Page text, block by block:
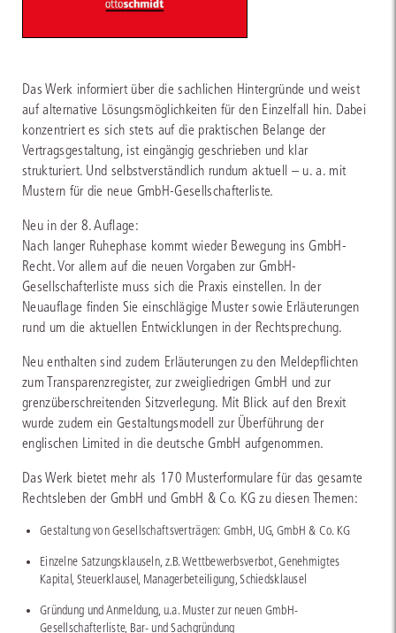
Das Werk informiert über die sachlichen Hintergründe und weist
auf alternative Lösungsmöglichkeiten für den Einzelfall hin. Dabei
konzentriert es sich stets auf die praktischen Belange der
Vertragsgestaltung, ist eingängig geschrieben und klar
strukturiert. Und selbstverständlich rundum aktuell – u. a. mit
Mustern für die neue GmbH-Gesellschafterliste.
Neu in der 8. Auflage:
Nach langer Ruhephase kommt wieder Bewegung ins GmbH-
Recht. Vor allem auf die neuen Vorgaben zur GmbH-
Gesellschafterliste muss sich die Praxis einstellen. In der
Neuauflage finden Sie einschlägige Muster sowie Erläuterungen
rund um die aktuellen Entwicklungen in der Rechtsprechung.
Neu enthalten sind zudem Erläuterungen zu den Meldepflichten
zum Transparenzregister, zur zweigliedrigen GmbH und zur
grenzüberschreitenden Sitzverlegung. Mit Blick auf den Brexit
wurde zudem ein Gestaltungsmodell zur Überführung der
englischen Limited in die deutsche GmbH aufgenommen.
Das Werk bietet mehr als 170 Musterformulare für das gesamte
Rechtsleben der GmbH und GmbH & Co. KG zu diesen Themen:
Gestaltung von Gesellschaftsverträgen: GmbH, UG, GmbH & Co. KG
Einzelne Satzungsklauseln, z.B. Wettbewerbsverbot, Genehmigtes
Kapital, Steuerklausel, Managerbeteiligung, Schiedsklausel
Gründung und Anmeldung, u.a. Muster zur neuen GmbH-
Gesellschafterliste, Bar- und Sachgründung